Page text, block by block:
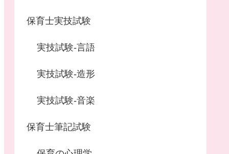
保育士実技試験
実技試験-言語
実技試験-造形
実技試験-音楽
保育士筆記試験